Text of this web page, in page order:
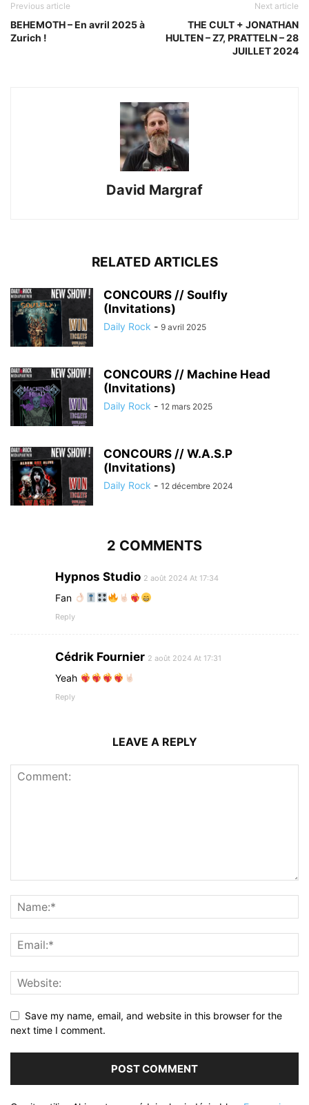
Previous article
BEHEMOTH – En avril 2025 à
Zurich !
Next article
THE CULT + JONATHAN
HULTEN – Z7, PRATTELN – 28
JUILLET 2024
David Margraf
RELATED ARTICLES
CONCOURS // Soulfly
(Invitations)
Daily Rock - 9 avril 2025
CONCOURS // Machine Head
(Invitations)
Daily Rock - 12 mars 2025
CONCOURS // W.A.S.P
(Invitations)
Daily Rock - 12 décembre 2024
2 COMMENTS
Hypnos Studio 2 août 2024 At 17:34
Fan
Reply
Cédrik Fournier 2 août 2024 At 17:31
Yeah
Reply
LEAVE A REPLY
Save my name, email, and website in this browser for the
next time I comment.